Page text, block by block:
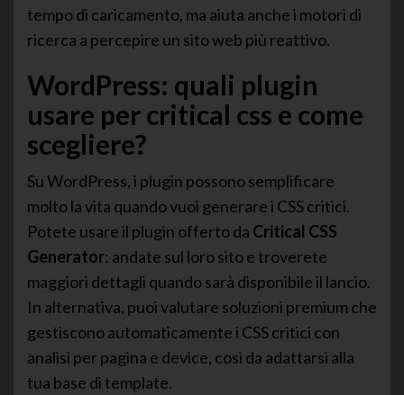
tempo di caricamento, ma aiuta anche i motori di
ricerca a percepire un sito web più reattivo.
WordPress: quali plugin
usare per critical css e come
scegliere?
Su WordPress, i plugin possono semplificare
molto la vita quando vuoi generare i CSS critici.
Potete usare il plugin offerto da Critical CSS
Generator: andate sul loro sito e troverete
maggiori dettagli quando sarà disponibile il lancio.
In alternativa, puoi valutare soluzioni premium che
gestiscono automaticamente i CSS critici con
analisi per pagina e device, così da adattarsi alla
tua base di template.